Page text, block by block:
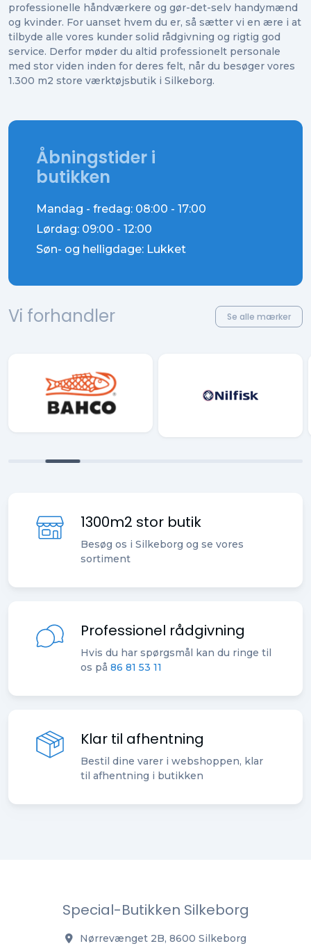
professionelle håndværkere og gør-det-selv handymænd
og kvinder. For uanset hvem du er, så sætter vi en ære i at
tilbyde alle vores kunder solid rådgivning og rigtig god
service. Derfor møder du altid professionelt personale
med stor viden inden for deres felt, når du besøger vores
1.300 m2 store værktøjsbutik i Silkeborg.
Åbningstider i
butikken
Mandag - fredag: 08:00 - 17:00
Lørdag: 09:00 - 12:00
Søn- og helligdage: Lukket
Vi forhandler Se alle mærker
1300m2 stor butik
Besøg os i Silkeborg og se vores
sortiment
Professionel rådgivning
Hvis du har spørgsmål kan du ringe til
os på 86 81 53 11
Klar til afhentning
Bestil dine varer i webshoppen, klar
til afhentning i butikken
Special-Butikken Silkeborg
Nørrevænget 2B, 8600 Silkeborg